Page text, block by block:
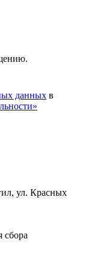
данных в
ул. Красных
сбора